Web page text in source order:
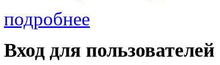
подробнее
Вход для пользователей